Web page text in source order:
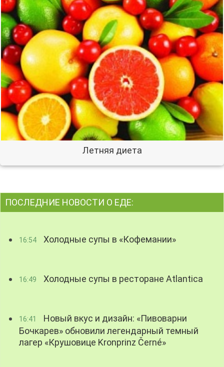
Летняя диета
ПОСЛЕДНИЕ НОВОСТИ О ЕДЕ:
16:54 Холодные супы в «Кофемании»
16:49 Холодные супы в ресторане Atlantica
16:41
Новый вкус и дизайн: «Пивоварни
Бочкарев» обновили легендарный темный
лагер «Крушовице Kronprinz Černé»